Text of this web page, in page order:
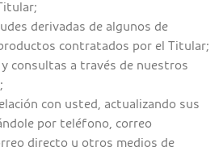
derivadas de algunos de
contratados por el Titular;
consultas a través de nuestros
con usted, actualizando sus
por teléfono, correo
directo u otros medios de